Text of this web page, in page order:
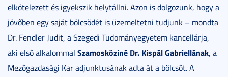
elkötelezett és igyekszik helytállni. Azon is dolgozunk, hogy a
jövőben egy saját bölcsödét is üzemeltetni tudjunk – mondta
Dr. Fendler Judit, a Szegedi Tudományegyetem kancellárja,
aki első alkalommal Szamosköziné Dr. Kispál Gabriellának, a
Mezőgazdasági Kar adjunktusának adta át a bölcsőt. A